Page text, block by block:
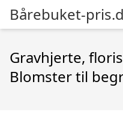
Bårebuket-
Gravhjerte,
Blomster til